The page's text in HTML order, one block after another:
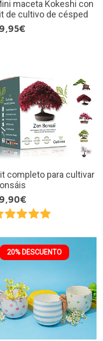
maceta Kokeshi con
de cultivo de césped
completo para cultivar
20% DESCUENTO